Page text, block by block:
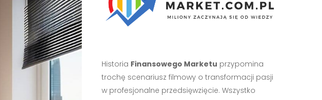
Historia Finansowego Marketu przypomina
trochę scenariusz filmowy o transformacji pasji
w profesjonalne przedsięwzięcie. Wszystko